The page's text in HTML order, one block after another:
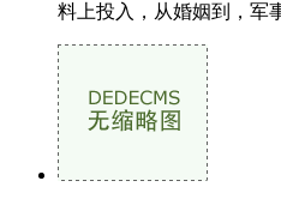
料上投入，从婚姻到，军